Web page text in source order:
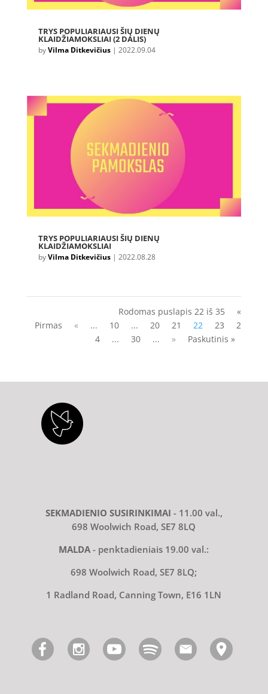
TRYS POPULIARIAUSI ŠIŲ DIENŲ
KLAIDŽIAMOKSLIAI (2 DALIS)
byVilma Ditkevičius| 2022.09.04
TRYS POPULIARIAUSI ŠIŲ DIENŲ
KLAIDŽIAMOKSLIAI
byVilma Ditkevičius| 2022.08.28
Rodomas puslapis 22 iš 35
«
Pirmas
« ... 10 ... 20 21 22 23
2
4
... 30 ... » Paskutinis »
SEKMADIENIO SUSIRINKIMAI - 11.00 val.,
698 Woolwich Road, SE7 8LQ
MALDA- penktadieniais 19.00 val.:
698 Woolwich Road, SE7 8LQ;
1 Radland Road, Canning Town, E16 1LN